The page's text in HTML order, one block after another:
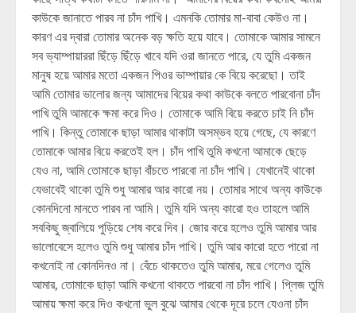
কাউকে জানাতে পারব না চাঁদ পাখি। এমনকি তোমার মা-বাবা কেউও না।
কারণ এর দ্বারা তোমার অনেক বড় ক্ষতি হয়ে যাবে। তোমাকে আমার সামনে
সব ভ্যাম্পায়াররা ছিঁড়ে ছিঁড়ে খাবে যদি ওরা জানতে পারে, যে তুমি একজন
মানুষ হয়ে আমার মতো একজন পিওর ভাম্পায়ার কে বিয়ে করেছো। তাই
আমি তোমার ভালোর জন্য আমাদের বিয়ের কথা কাউকে বলতে পারবোনা চাঁদ
পাখি তুমি আমাকে ক্ষমা করে দিও। তোমাকে আমি বিয়ে করতে চাই নি চাঁদ
পাখি। কিন্তু তোমাকে ছাড়া আমার থাকাটা অসম্ভব হয়ে গেছে, যে কারণে
তোমাকে আমার বিয়ে করতেই হল। চাঁদ পাখি তুমি কখনো আমাকে ছেড়ে
যেও না, আমি তোমাকে ছাড়া বাঁচতে পারবো না চাঁদ পাখি। যেখানেই থাকো
যেভাবেই থাকো তুমি শুধু আমার আর কারো নয়। তোমার সাথে অন্য কাউকে
কোনদিনো মানতে পারব না আমি। তুমি যদি অন্য কারো হও তাহলে আমি
সবকিছু জ্বালিয়ে পুড়িয়ে শেষ করে দিব। জোর করে হলেও তুমি আমার আর
ভালোবেসে হলেও তুমি শুধু আমার চাঁদ পাখি। তুমি আর কারো হতে পারো না
কখনোই না কোনদিনও না। বেঁচে থাকতেও তুমি আমার, মরে গেলেও তুমি
আমার, তোমাকে ছাড়া আমি কখনো থাকতে পারবো না চাঁদ পাখি। প্লিজ তুমি
আমায় ক্ষমা করে দিও কখনো ভুল বুঝে আমার থেকে দূরে চলে যেওনা চাঁদ